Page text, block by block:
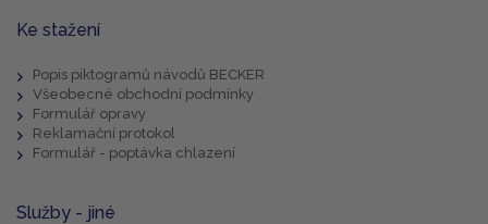
Ke stažení
Popis piktogramů návodů BECKER
Všeobecné obchodní podmínky
Formulář opravy
Reklamační protokol
Formulář - poptávka chlazení
Služby - jiné